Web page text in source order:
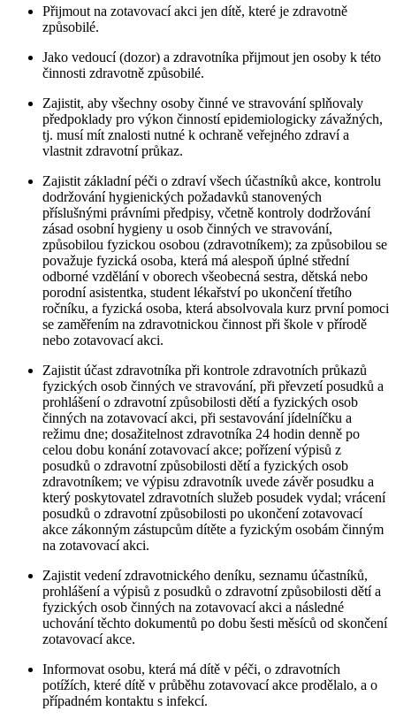
Přijmout na zotavovací akci jen dítě, které je zdravotně
způsobilé.
Jako vedoucí (dozor) a zdravotníka přijmout jen osoby k této
činnosti zdravotně způsobilé.
Zajistit, aby všechny osoby činné ve stravování splňovaly
předpoklady pro výkon činností epidemiologicky závažných,
tj. musí mít znalosti nutné k ochraně veřejného zdraví a
vlastnit zdravotní průkaz.
Zajistit základní péči o zdraví všech účastníků akce, kontrolu
dodržování hygienických požadavků stanovených
příslušnými právními předpisy, včetně kontroly dodržování
zásad osobní hygieny u osob činných ve stravování,
způsobilou fyzickou osobou (zdravotníkem); za způsobilou se
považuje fyzická osoba, která má alespoň úplné střední
odborné vzdělání v oborech všeobecná sestra, dětská nebo
porodní asistentka, student lékařství po ukončení třetího
ročníku, a fyzická osoba, která absolvovala kurz první pomoci
se zaměřením na zdravotnickou činnost při škole v přírodě
nebo zotavovací akci.
Zajistit účast zdravotníka při kontrole zdravotních průkazů
fyzických osob činných ve stravování, při převzetí posudků a
prohlášení o zdravotní způsobilosti dětí a fyzických osob
činných na zotavovací akci, při sestavování jídelníčku a
režimu dne; dosažitelnost zdravotníka 24 hodin denně po
celou dobu konání zotavovací akce; pořízení výpisů z
posudků o zdravotní způsobilosti dětí a fyzických osob
zdravotníkem; ve výpisu zdravotník uvede závěr posudku a
který poskytovatel zdravotních služeb posudek vydal; vrácení
posudků o zdravotní způsobilosti po ukončení zotavovací
akce zákonným zástupcům dítěte a fyzickým osobám činným
na zotavovací akci.
Zajistit vedení zdravotnického deníku, seznamu účastníků,
prohlášení a výpisů z posudků o zdravotní způsobilosti dětí a
fyzických osob činných na zotavovací akci a následné
uchování těchto dokumentů po dobu šesti měsíců od skončení
zotavovací akce.
Informovat osobu, která má dítě v péči, o zdravotních
potížích, které dítě v průběhu zotavovací akce prodělalo, a o
případném kontaktu s infekcí.